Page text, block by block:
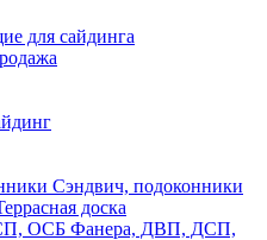
для сайдинга
Сэндвич, подоконники
доска
Фанера, ДВП, ДСП,